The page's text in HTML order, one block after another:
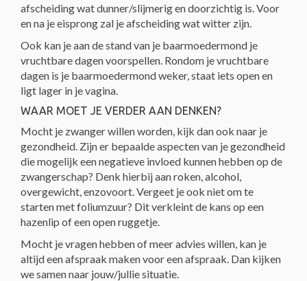
afscheiding wat dunner/slijmerig en doorzichtig is. Voor
en na je eisprong zal je afscheiding wat witter zijn.
Ook kan je aan de stand van je baarmoedermond je
vruchtbare dagen voorspellen. Rondom je vruchtbare
dagen is je baarmoedermond weker, staat iets open en
ligt lager in je vagina.
WAAR MOET JE VERDER AAN DENKEN?
Mocht je zwanger willen worden, kijk dan ook naar je
gezondheid. Zijn er bepaalde aspecten van je gezondheid
die mogelijk een negatieve invloed kunnen hebben op de
zwangerschap? Denk hierbij aan roken, alcohol,
overgewicht, enzovoort. Vergeet je ook niet om te
starten met foliumzuur? Dit verkleint de kans op een
hazenlip of een open ruggetje.
Mocht je vragen hebben of meer advies willen, kan je
altijd een afspraak maken voor een afspraak. Dan kijken
we samen naar jouw/jullie situatie.